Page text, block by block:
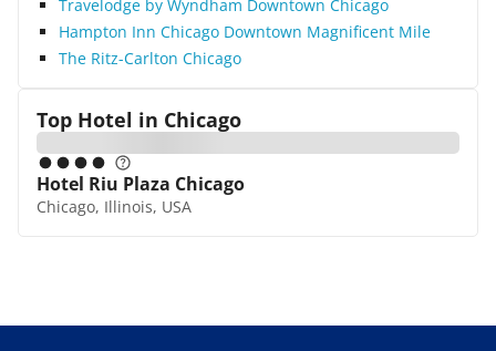
Travelodge by Wyndham Downtown Chicago
Hampton Inn Chicago Downtown Magnificent Mile
The Ritz-Carlton Chicago
Top Hotel in Chicago
Hotel Riu Plaza Chicago
Chicago, Illinois, USA